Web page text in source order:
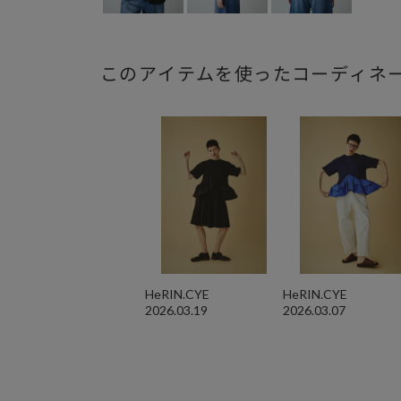
このアイテムを使ったコーディネ
2026.03.19
HeRIN.CYE
2026.03.07
HeRIN.CYE